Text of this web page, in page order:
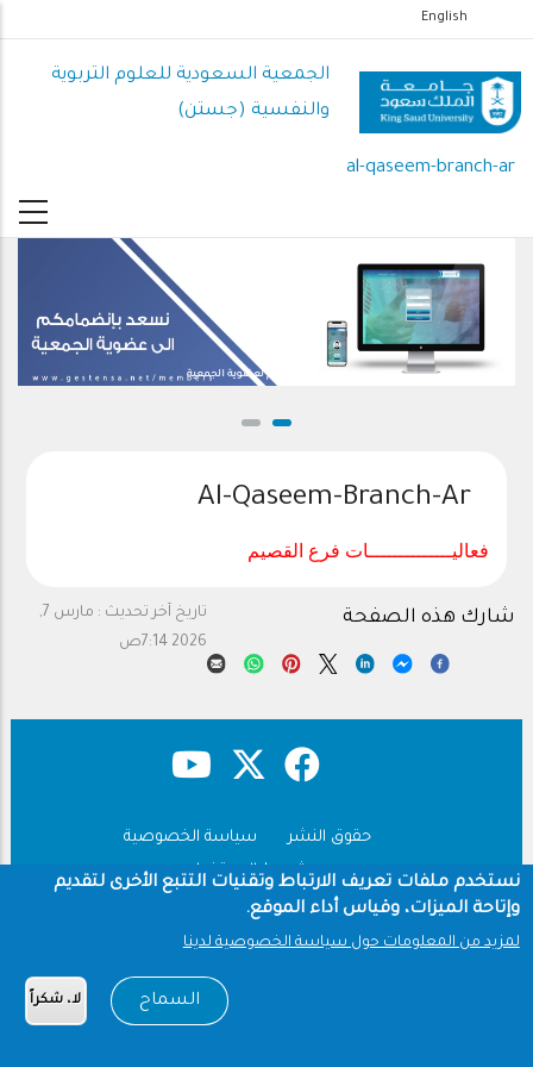
إلى
المحتوى
الرئيسي
English
الجمعية السعودية للعلوم التربوية
والنفسية (جستن)
al-qaseem-branch-ar
نسعد بانضمامكم لعضوية الجمعية
Al-Qaseem-Branch-Ar
فعاليــــــــــــــات فرع القصيم
تاريخ آخر تحديث :
مارس 7,
2026 7:14ص
شارك هذه الصفحة
حقوق النشر
سياسة الخصوصية
شروط الاستخدام
Copyright © 1960-2026 جامعة الملك سعود
نستخدم ملفات تعريف الارتباط وتقنيات التتبع الأخرى لتقديم
وإتاحة الميزات، وقياس أداء الموقع.
لمزيد من المعلومات حول سياسة الخصوصية لدينا
السماح لا، شكراً